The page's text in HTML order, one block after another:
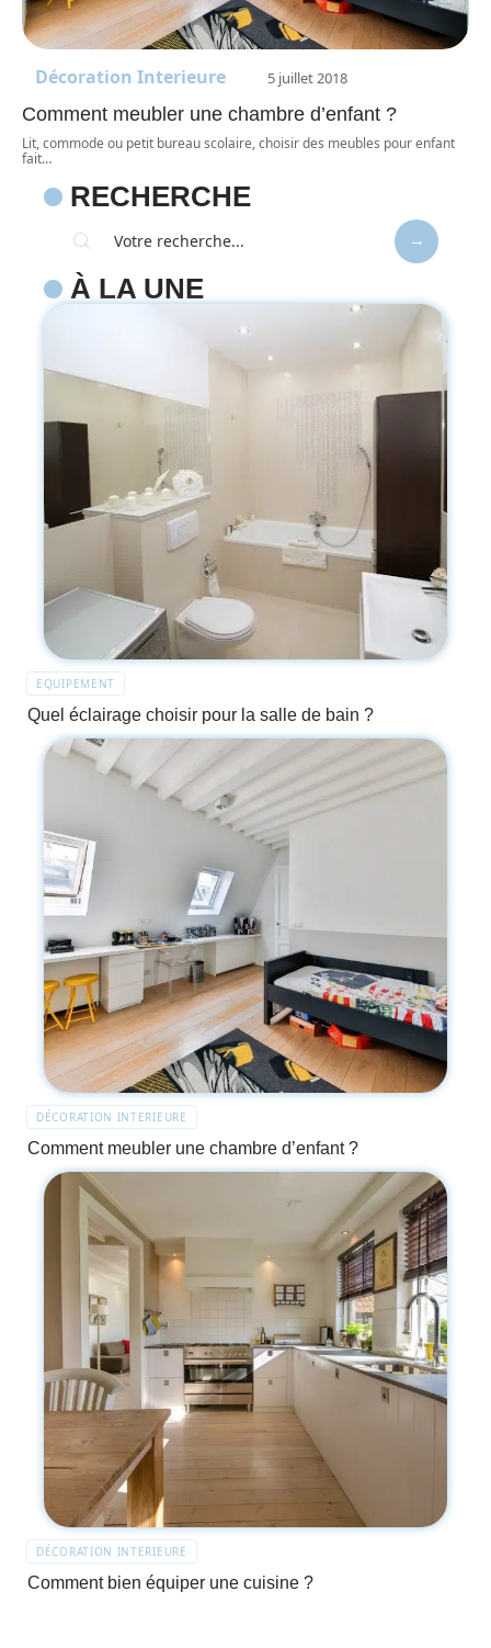
Décoration Interieure 5 juillet 2018
Comment meubler une chambre d’enfant ?
Lit, commode ou petit bureau scolaire, choisir des meubles pour enfant
fait…
RECHERCHE
À LA UNE
EQUIPEMENT
Quel éclairage choisir pour la salle de bain ?
DÉCORATION INTERIEURE
Comment meubler une chambre d’enfant ?
DÉCORATION INTERIEURE
Comment bien équiper une cuisine ?